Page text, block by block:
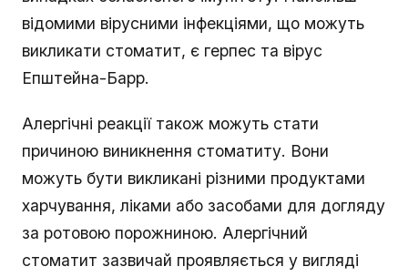
відомими вірусними інфекціями, що можуть
викликати стоматит, є герпес та вірус
Епштейна-Барр.
Алергічні реакції також можуть стати
причиною виникнення стоматиту. Вони
можуть бути викликані різними продуктами
харчування, ліками або засобами для догляду
за ротовою порожниною. Алергічний
стоматит зазвичай проявляється у вигляді